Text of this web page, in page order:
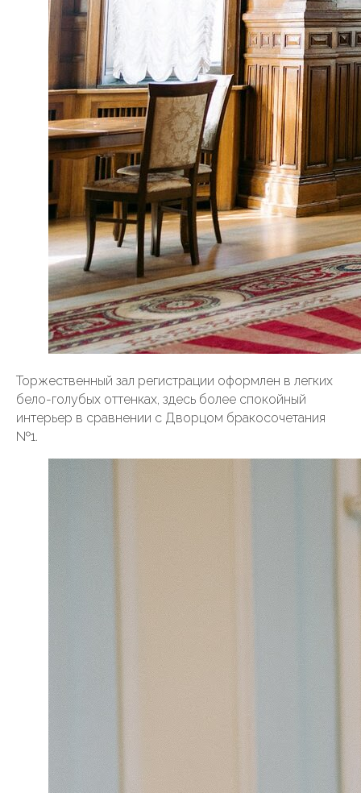
Торжественный зал регистрации оформлен в легких
бело-голубых оттенках, здесь более спокойный
интерьер в сравнении с Дворцом бракосочетания
№1.